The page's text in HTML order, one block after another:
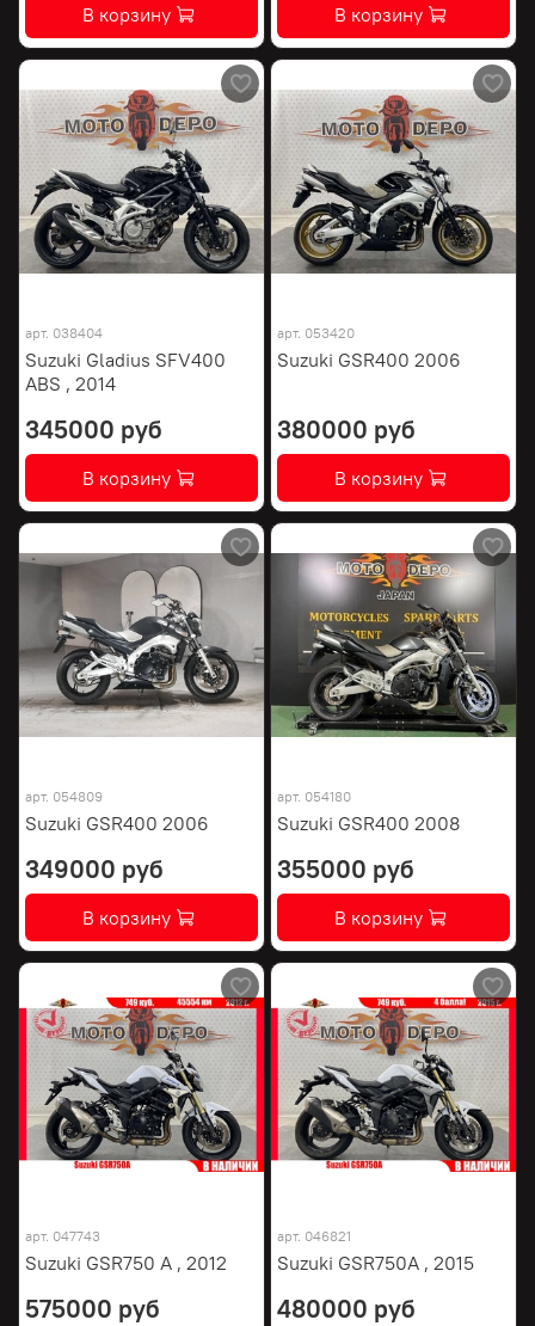
В корзину В корзину
арт. 038404
Suzuki Gladius SFV400
ABS , 2014
345000 руб
В корзину
арт. 053420
Suzuki GSR400 2006
380000 руб
В корзину
арт. 054809
Suzuki GSR400 2006
349000 руб
В корзину
арт. 054180
Suzuki GSR400 2008
355000 руб
В корзину
арт. 047743
Suzuki GSR750 A , 2012
575000 руб
арт. 046821
Suzuki GSR750A , 2015
480000 руб